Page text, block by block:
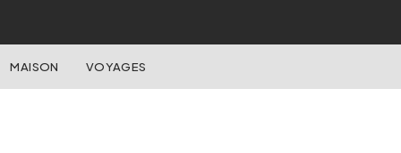
MAISON VOYAGES